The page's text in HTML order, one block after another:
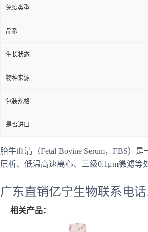
免疫类型
品系
生长状态
物种来源
包装规格
是否进口
胎牛血清（Fetal Bovine Serum，FBS）
层析、低温高速离心、三级0.1μm微滤等
广东直销亿宁生物联系电话
相关产品：